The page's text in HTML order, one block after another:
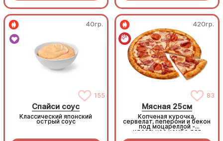
40гр.
155
Спайси соус
Классический японский
острый соус
420гр.
83
Мясная 25см
Копченая курочка,
сервелат, пеперони и бекон
под моцареллой -
идеальное комбо для